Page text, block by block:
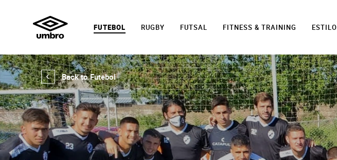
FUTEBOL RUGBY FUTSAL FITNESS & TRAINING ESTILO
Back to Futebol